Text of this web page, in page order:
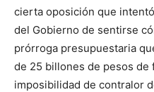
cierta oposición que
del Gobierno de sentirse
prórroga presupuestaria
de 25 billones de pesos de
imposibilidad de contralor